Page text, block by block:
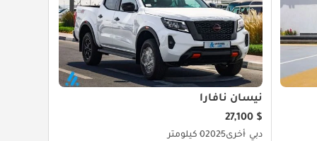
نيسان نافارا
$ 27,100
دبي أخرى20250 كيلومتر